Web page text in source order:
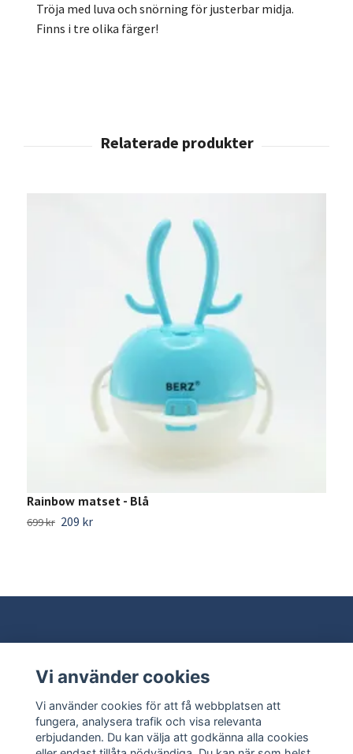
Tröja med luva och snörning för justerbar midja.
Finns i tre olika färger!
Rainbow matset - Blå
699 kr 209 kr
Behöver du hjälp?
Läs mer
Vi använder cookies
Vi använder cookies för att få webbplatsen att
fungera, analysera trafik och visa relevanta
erbjudanden. Du kan välja att godkänna alla cookies